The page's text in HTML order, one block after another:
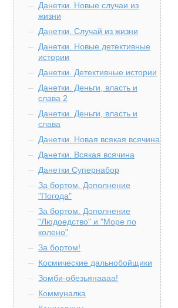
Данетки. Новые случаи из
жизни
Данетки. Случай из жизни
Данетки. Новые детективные
истории
Данетки. Детективные истории
Данетки. Деньги, власть и
слава 2
Данетки. Деньги, власть и
слава
Данетки. Новая всякая всячина
Данетки. Всякая всячина
Данетки Супернабор
За бортом. Дополнение
"Погода"
За бортом. Дополнение
"Людоедство" и "Море по
колено"
За бортом!
Космические дальнобойщики
Зомби-обезьянаааа!
Коммуналка